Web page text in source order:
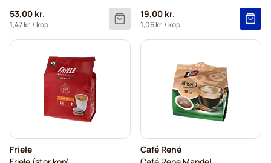
53,00 kr.
1,47 kr./ kop
19,00 kr.
1,06 kr./ kop
Friele
Café René